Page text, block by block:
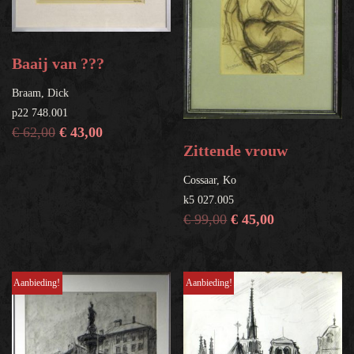
Baaij van ???
Braam, Dick
p22 748.001
€62,00 € 43,00
Zittende vrouw
Cossaar, Ko
k5 027.005
€99,00 € 45,00
Aanbieding! Aanbieding!